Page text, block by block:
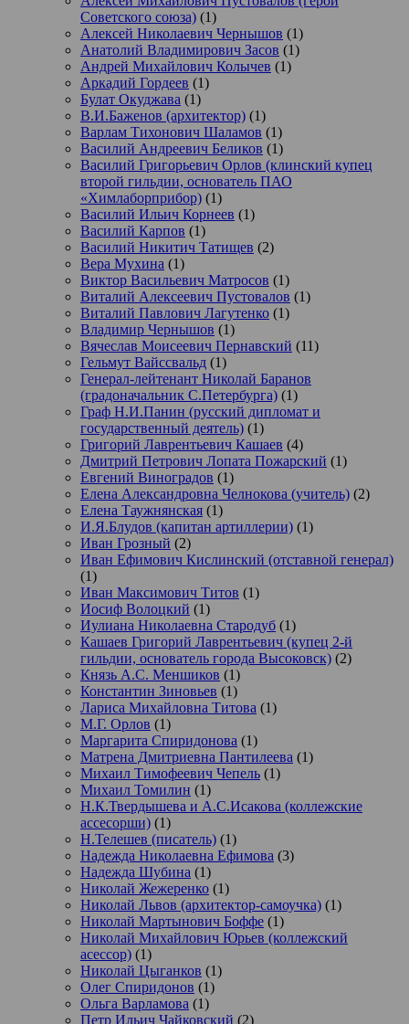
Советского союза) (1)
Алексей Николаевич Чернышов (1)
Анатолий Владимирович Засов (1)
Андрей Михайлович Колычев (1)
Аркадий Гордеев (1)
Булат Окуджава (1)
В.И.Баженов (архитектор) (1)
Варлам Тихонович Шаламов (1)
Василий Андреевич Беликов (1)
Василий Григорьевич Орлов (клинский купец
второй гильдии, основатель ПАО
«Химлаборприбор) (1)
Василий Ильич Корнеев (1)
Василий Карпов (1)
Василий Никитич Татищев (2)
Вера Мухина (1)
Виктор Васильевич Матросов (1)
Виталий Алексеевич Пустовалов (1)
Виталий Павлович Лагутенко (1)
Владимир Чернышов (1)
Вячеслав Моисеевич Пернавский (11)
Гельмут Вайссвальд (1)
Генерал-лейтенант Николай Баранов
(градоначальник С.Петербурга) (1)
Граф Н.И.Панин (русский дипломат и
государственный деятель) (1)
Григорий Лаврентьевич Кашаев (4)
Дмитрий Петрович Лопата Пожарский (1)
Евгений Виноградов (1)
Елена Александровна Челнокова (учитель) (2)
Елена Таужнянская (1)
И.Я.Блудов (капитан артиллерии) (1)
Иван Грозный (2)
Иван Ефимович Кислинский (отставной генерал)
(1)
Иван Максимович Титов (1)
Иосиф Волоцкий (1)
Иулиана Николаевна Стародуб (1)
Кашаев Григорий Лаврентьевич (купец 2-й
гильдии, основатель города Высоковск) (2)
Князь А.С. Меншиков (1)
Константин Зиновьев (1)
Лариса Михайловна Титова (1)
М.Г. Орлов (1)
Маргарита Спиридонова (1)
Матрена Дмитриевна Пантилеева (1)
Михаил Тимофеевич Чепель (1)
Михаил Томилин (1)
Н.К.Твердышева и А.С.Исакова (коллежские
ассесорши) (1)
Н.Телешев (писатель) (1)
Надежда Николаевна Ефимова (3)
Надежда Шубина (1)
Николай Жежеренко (1)
Николай Львов (архитектор-самоучка) (1)
Николай Мартынович Боффе (1)
Николай Михайлович Юрьев (коллежский
асессор) (1)
Николай Цыганков (1)
Олег Спиридонов (1)
Ольга Варламова (1)
Петр Ильич Чайковский (2)